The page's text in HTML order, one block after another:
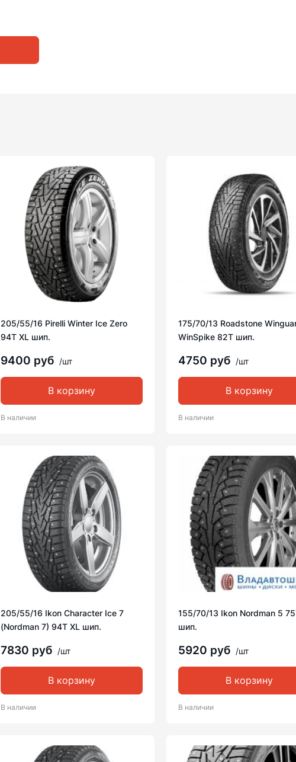
205/55/16 Pirelli Winter Ice Zero
94T XL шип.
9400 руб /шт
В корзину
В наличии
175/70/13 Roadstone
WinSpike 82T шип.
4750 руб /шт
В корзину
В наличии
205/55/16 Ikon Character Ice 7
(Nordman 7) 94T XL шип.
7830 руб /шт
В корзину
В наличии
155/70/13 Ikon Nordman 5
шип.
5920 руб /шт
В корзину
В наличии